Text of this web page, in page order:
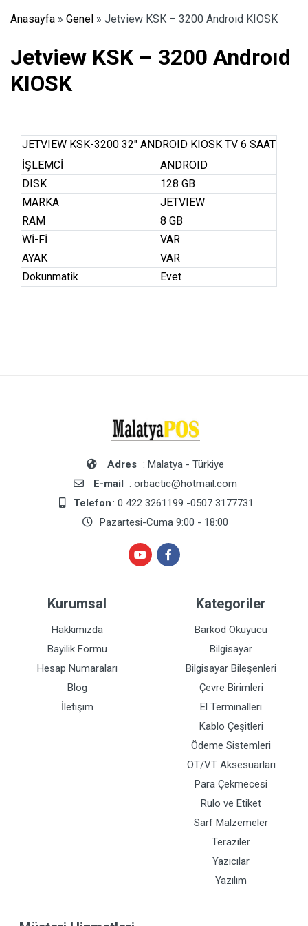
Anasayfa » Genel » Jetview KSK – 3200 Androıd KIOSK
Jetview KSK – 3200 Androıd
KIOSK
JETVIEW KSK-3200 32″ ANDROID KIOSK TV 6 SAAT
İŞLEMCİ
ANDROID
DISK
128 GB
MARKA
JETVIEW
RAM
8 GB
Wİ-Fİ
VAR
AYAK
VAR
Dokunmatik
Evet
Adres : Malatya - Türkiye
E-mail : orbactic@hotmail.com
Telefon: 0 422 3261199 -0507 3177731
Pazartesi-Cuma 9:00 - 18:00
Kurumsal
Hakkımızda
Bayilik Formu
Hesap Numaraları
Blog
İletişim
Kategoriler
Barkod Okuyucu
Bilgisayar
Bilgisayar Bileşenleri
Çevre Birimleri
El Terminalleri
Kablo Çeşitleri
Ödeme Sistemleri
OT/VT Aksesuarları
Para Çekmecesi
Rulo ve Etiket
Sarf Malzemeler
Teraziler
Yazıcılar
Yazılım